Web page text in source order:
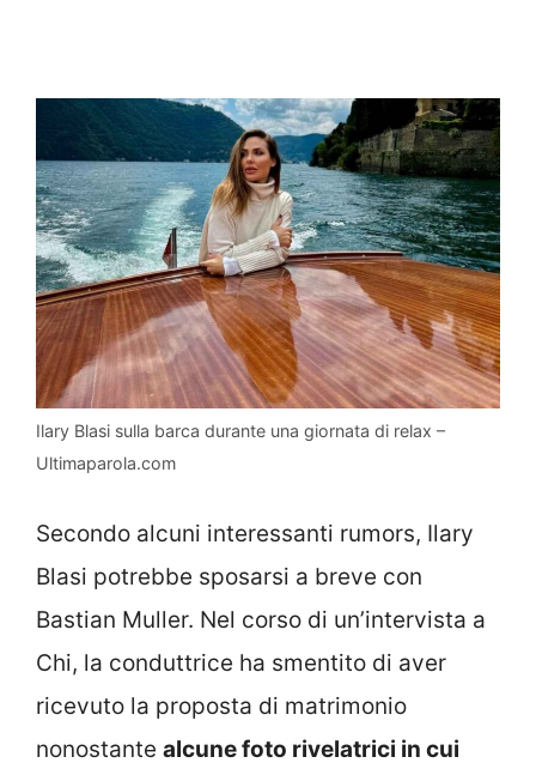
Ilary Blasi sulla barca durante una giornata di relax –
Ultimaparola.com
Secondo alcuni interessanti rumors, Ilary
Blasi potrebbe sposarsi a breve con
Bastian Muller. Nel corso di un’intervista a
Chi, la conduttrice ha smentito di aver
ricevuto la proposta di matrimonio
nonostante alcune foto rivelatrici in cui